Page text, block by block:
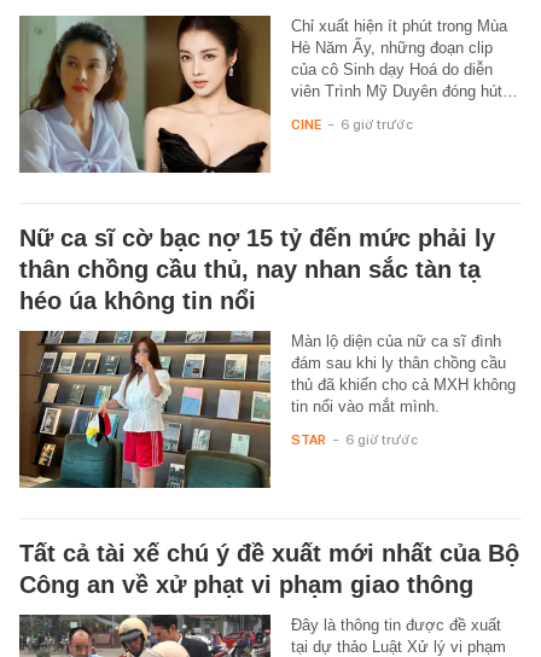
Chỉ xuất hiện ít phút trong Mùa
Hè Năm Ấy, những đoạn clip
của cô Sinh dạy Hoá do diễn
viên Trình Mỹ Duyên đóng hút…
CINE - 6 giờ trước
Nữ ca sĩ cờ bạc nợ 15 tỷ đến mức phải ly
thân chồng cầu thủ, nay nhan sắc tàn tạ
héo úa không tin nổi
Màn lộ diện của nữ ca sĩ đình
đám sau khi ly thân chồng cầu
thủ đã khiến cho cả MXH không
tin nổi vào mắt mình.
STAR - 6 giờ trước
Tất cả tài xế chú ý đề xuất mới nhất của Bộ
Công an về xử phạt vi phạm giao thông
Đây là thông tin được đề xuất
tại dự thảo Luật Xử lý vi phạm